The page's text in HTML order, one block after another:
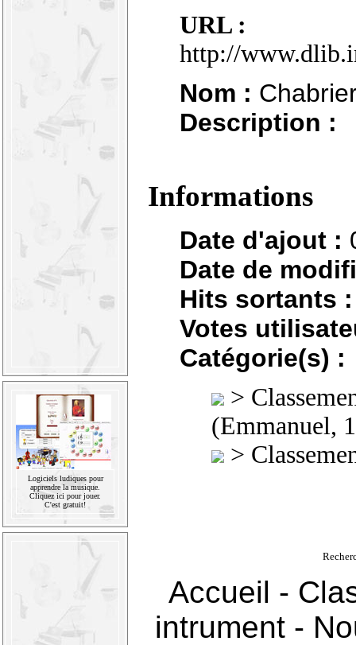
Logiciels ludiques pour
apprendre la musique.
Cliquez ici pour jouer.
C'est gratuit!
URL :
http://
Nom :
Description :
Informations
Date d'ajout :
Date de
Hits sortants :
Votes
Catégorie(s) :
>
(Emmanuel,
>
Accueil -
intrument-